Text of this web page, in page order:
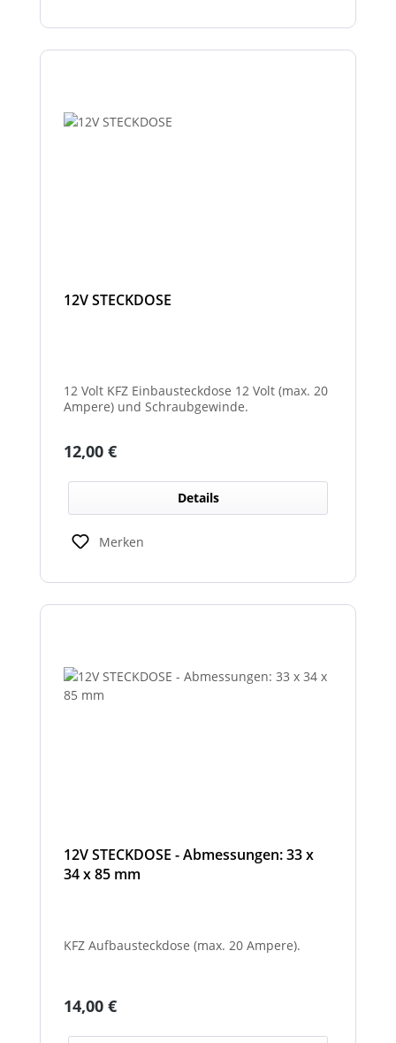
12V STECKDOSE
12 Volt KFZ Einbausteckdose 12 Volt (max. 20
Ampere) und Schraubgewinde.
Regulärer Preis:
12,00 €
Details
Merken
12V STECKDOSE - Abmessungen: 33 x
34 x 85 mm
KFZ Aufbausteckdose (max. 20 Ampere).
Regulärer Preis:
14,00 €